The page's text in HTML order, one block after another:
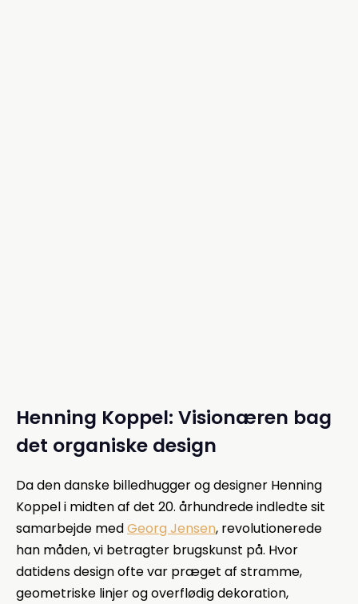
Henning Koppel: Visionæren bag
det organiske design
Da den danske billedhugger og designer Henning
Koppel i midten af det 20. århundrede indledte sit
samarbejde medGeorg Jensen, revolutionerede
han måden, vi betragter brugskunst på. Hvor
datidens design ofte var præget af stramme,
geometriske linjer og overflødig dekoration,